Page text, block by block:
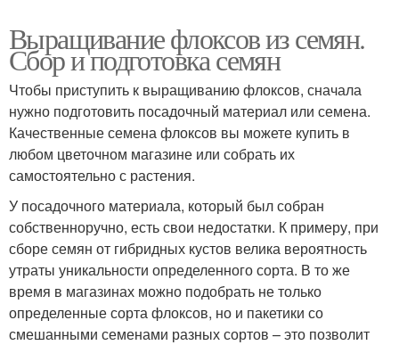
Выращивание флоксов из семян.
Сбор и подготовка семян
Чтобы приступить к выращиванию флоксов, сначала
нужно подготовить посадочный материал или семена.
Качественные семена флоксов вы можете купить в
любом цветочном магазине или собрать их
самостоятельно с растения.
У посадочного материала, который был собран
собственноручно, есть свои недостатки. К примеру, при
сборе семян от гибридных кустов велика вероятность
утраты уникальности определенного сорта. В то же
время в магазинах можно подобрать не только
определенные сорта флоксов, но и пакетики со
смешанными семенами разных сортов – это позволит